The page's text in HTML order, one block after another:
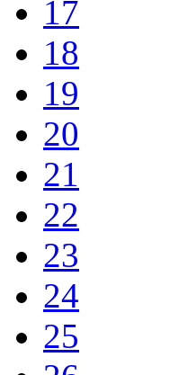
17
18
19
20
21
22
23
24
25